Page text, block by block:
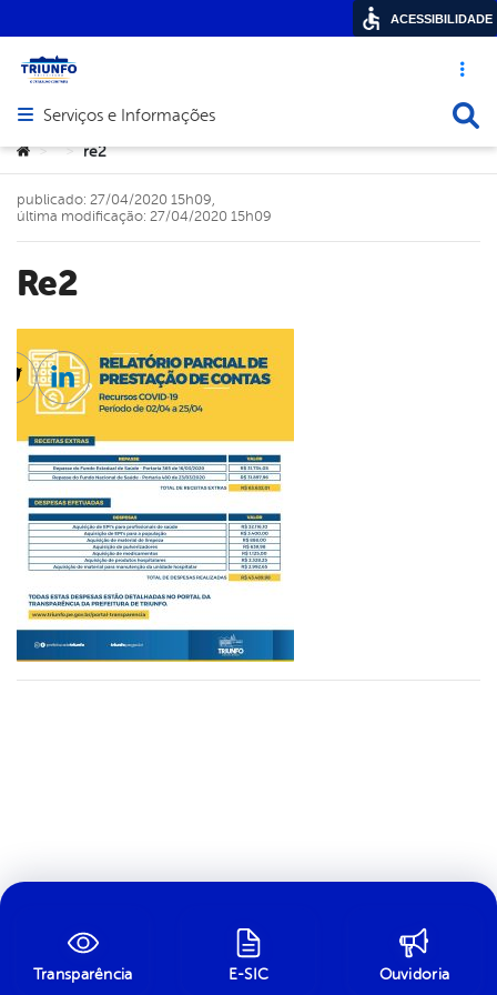
Acesso
Abrir menu principal de navegação
Serviços e Informações
Você está aqui:
> > re2
re2
publicado: 27/04/2020 15h09,
última modificação: 27/04/2020 15h09
Twitter
Linkedin
Transparência E-SIC Ouvidoria
ACESSIBILIDADE